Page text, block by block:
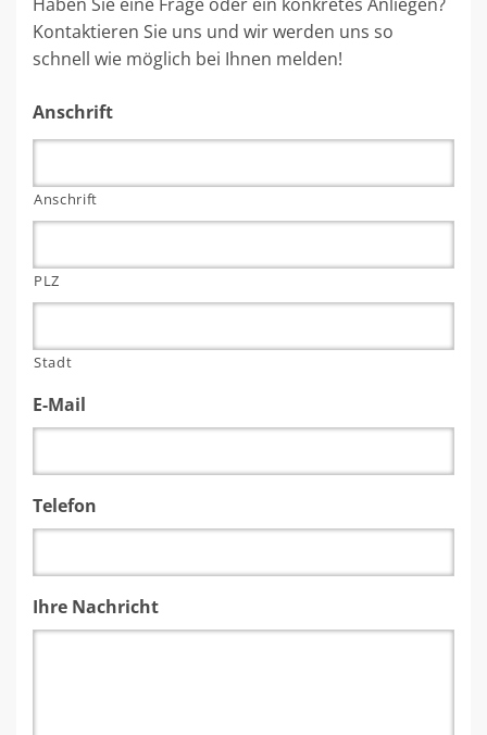
Haben Sie eine Frage oder ein konkretes Anliegen?
Kontaktieren Sie uns und wir werden uns so
schnell wie möglich bei Ihnen melden!
Anschrift
Anschrift
PLZ
Stadt
E-Mail
Telefon
Ihre Nachricht